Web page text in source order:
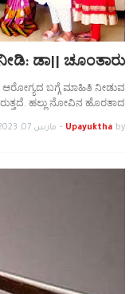
ಡಾ|| ಚೂಂತಾರು
ಬಗ್ಗೆ ಮಾಹಿತಿ ನೀಡುವ
ಹಲ್ಲು ನೋವಿನ ಹೊರತಾದ …
by
Upayuktha
- مارس 07, 2023